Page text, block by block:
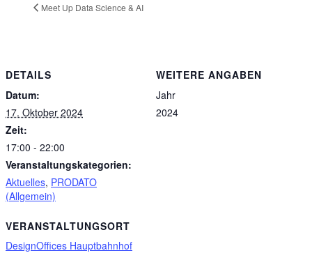
Meet Up Data Science & AI
DETAILS
Datum:
17. Oktober 2024
Zeit:
17:00 - 22:00
Veranstaltungskategorien:
Aktuelles, PRODATO
(Allgemein)
VERANSTALTUNGSORT
DesignOffices Hauptbahnhof
WEITERE ANGABEN
Jahr
2024